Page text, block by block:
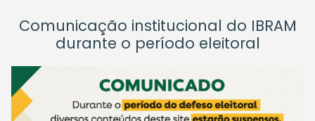
Comunicação institucional do IBRAM
durante o período eleitoral